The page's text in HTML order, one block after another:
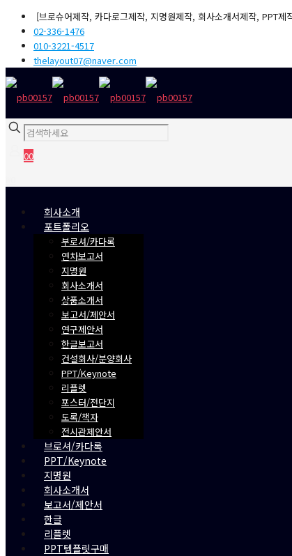
[브로슈어제작, 카다로그제작, 지명원제작, 회사소개서제작, PPT
02-336-1476
010-3221-4517
thelayout07@naver.com
00
회사소개
포트폴리오
부로셔/카다록
연차보고서
지명원
회사소개서
상품소개서
보고서/제안서
연구제안서
한글보고서
건설회사/분양회사
PPT/Keynote
리플렛
포스터/전단지
도록/책자
전시관제안서
브로셔/카다록
PPT/Keynote
지명원
회사소개서
보고서/제안서
한글
리플렛
PPT템플릿구매